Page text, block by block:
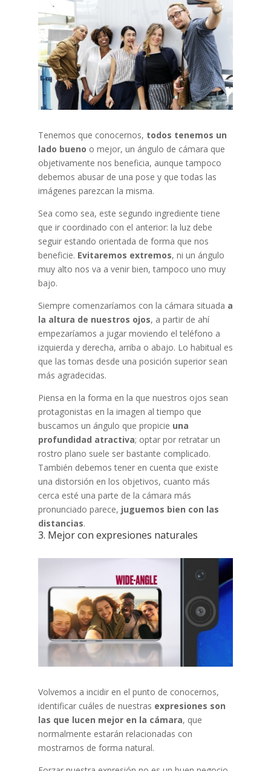
Tenemos que conocernos, todos tenemos un
lado bueno o mejor, un ángulo de cámara que
objetivamente nos beneficia, aunque tampoco
debemos abusar de una pose y que todas las
imágenes parezcan la misma.
Sea como sea, este segundo ingrediente tiene
que ir coordinado con el anterior: la luz debe
seguir estando orientada de forma que nos
beneficie. Evitaremos extremos, ni un ángulo
muy alto nos va a venir bien, tampoco uno muy
bajo.
Siempre comenzaríamos con la cámara situada a
la altura de nuestros ojos, a partir de ahí
empezaríamos a jugar moviendo el teléfono a
izquierda y derecha, arriba o abajo. Lo habitual es
que las tomas desde una posición superior sean
más agradecidas.
Piensa en la forma en la que nuestros ojos sean
protagonistas en la imagen al tiempo que
buscamos un ángulo que propicie una
profundidad atractiva; optar por retratar un
rostro plano suele ser bastante complicado.
También debemos tener en cuenta que existe
una distorsión en los objetivos, cuanto más
cerca esté una parte de la cámara más
pronunciado parece, juguemos bien con las
distancias.
3. Mejor con expresiones naturales
Volvemos a incidir en el punto de conocernos,
identificar cuáles de nuestras expresiones son
las que lucen mejor en la cámara, que
normalmente estarán relacionadas con
mostrarnos de forma natural.